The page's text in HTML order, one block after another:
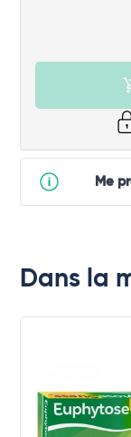
Me
Dans la